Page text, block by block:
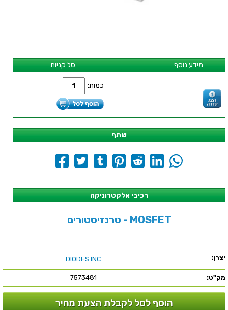
סל קניות מידע נוסף
כמות:
שתף
רכיבי אלקטרוניקה
טרנזיסטורים - MOSFET
יצרן: DIODES INC
מק"ט: 7573481
הוסף לסל לקבלת הצעת מחיר